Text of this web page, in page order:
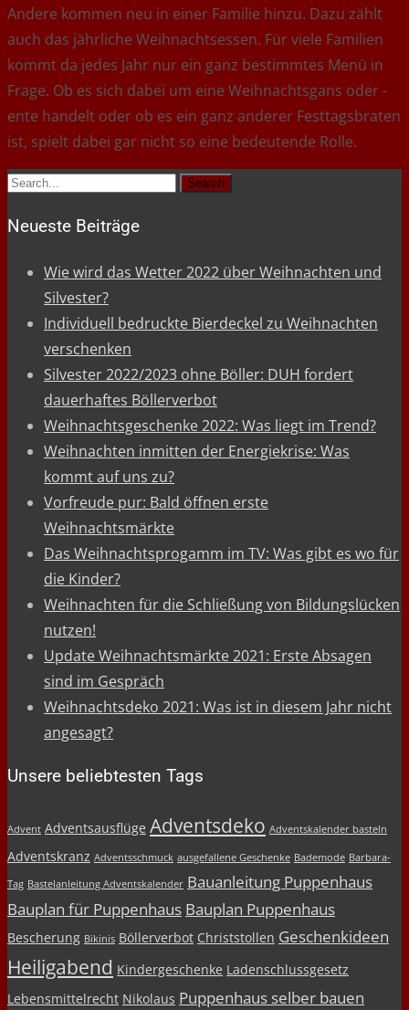
Andere kommen neu in einer Familie hinzu. Dazu zählt
auch das jährliche Weihnachtsessen. Für viele Familien
kommt da jedes Jahr nur ein ganz bestimmtes Menü in
Frage. Ob es sich dabei um eine Weihnachtsgans oder -
ente handelt oder ob es ein ganz anderer Festtagsbraten
ist, spielt dabei gar nicht so eine bedeutende Rolle.
Search
Neueste Beiträge
Wie wird das Wetter 2022 über Weihnachten und
Silvester?
Individuell bedruckte Bierdeckel zu Weihnachten
verschenken
Silvester 2022/2023 ohne Böller: DUH fordert
dauerhaftes Böllerverbot
Weihnachtsgeschenke 2022: Was liegt im Trend?
Weihnachten inmitten der Energiekrise: Was
kommt auf uns zu?
Vorfreude pur: Bald öffnen erste
Weihnachtsmärkte
Das Weihnachtsprogamm im TV: Was gibt es wo für
die Kinder?
Weihnachten für die Schließung von Bildungslücken
nutzen!
Update Weihnachtsmärkte 2021: Erste Absagen
sind im Gespräch
Weihnachtsdeko 2021: Was ist in diesem Jahr nicht
angesagt?
Unsere beliebtesten Tags
Advent Adventsausflüge Adventsdeko Adventskalender basteln
Adventskranz Adventsschmuck ausgefallene Geschenke Bademode Barbara-
Tag Bastelanleitung Adventskalender Bauanleitung Puppenhaus
Bauplan für Puppenhaus Bauplan Puppenhaus
Bescherung Bikinis Böllerverbot Christstollen Geschenkideen
Heiligabend Kindergeschenke Ladenschlussgesetz
Lebensmittelrecht Nikolaus Puppenhaus selber bauen